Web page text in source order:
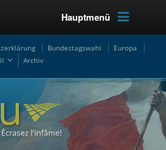
Hauptmenü
Bundestagswahl
Europa
Archiv